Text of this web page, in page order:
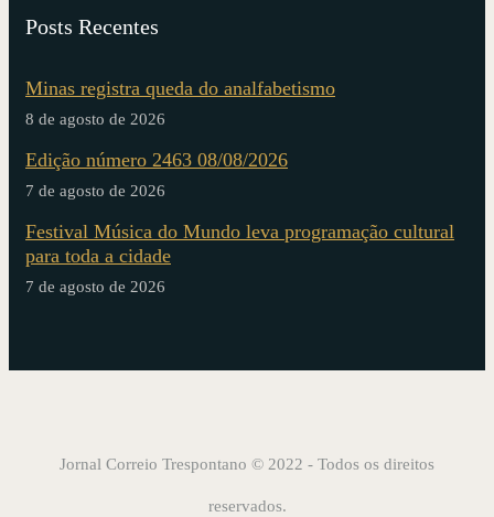
Posts Recentes
Minas registra queda do analfabetismo
8 de agosto de 2026
Edição número 2463 08/08/2026
7 de agosto de 2026
Festival Música do Mundo leva programação cultural
para toda a cidade
7 de agosto de 2026
Jornal Correio Trespontano © 2022 - Todos os direitos
reservados.